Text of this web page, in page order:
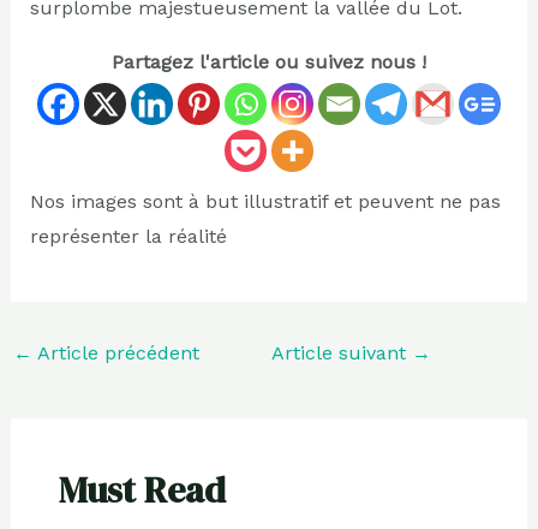
surplombe majestueusement la vallée du Lot.
Partagez l'article ou suivez nous !
Nos images sont à but illustratif et peuvent ne pas
représenter la réalité
← Article précédent Article suivant →
Must Read